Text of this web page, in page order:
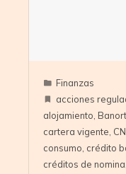
Finanzas
acciones
alojamiento
cartera vigente
consumo crédito
créditos de nomina